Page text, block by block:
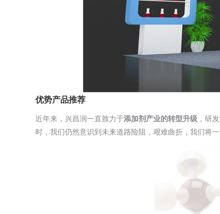
优势产品推荐
近年来，兴昌润一直致力于添加剂产业的转型升级 ，研
时，我们仍然意识到未来道路险阻，艰难曲折，我们将